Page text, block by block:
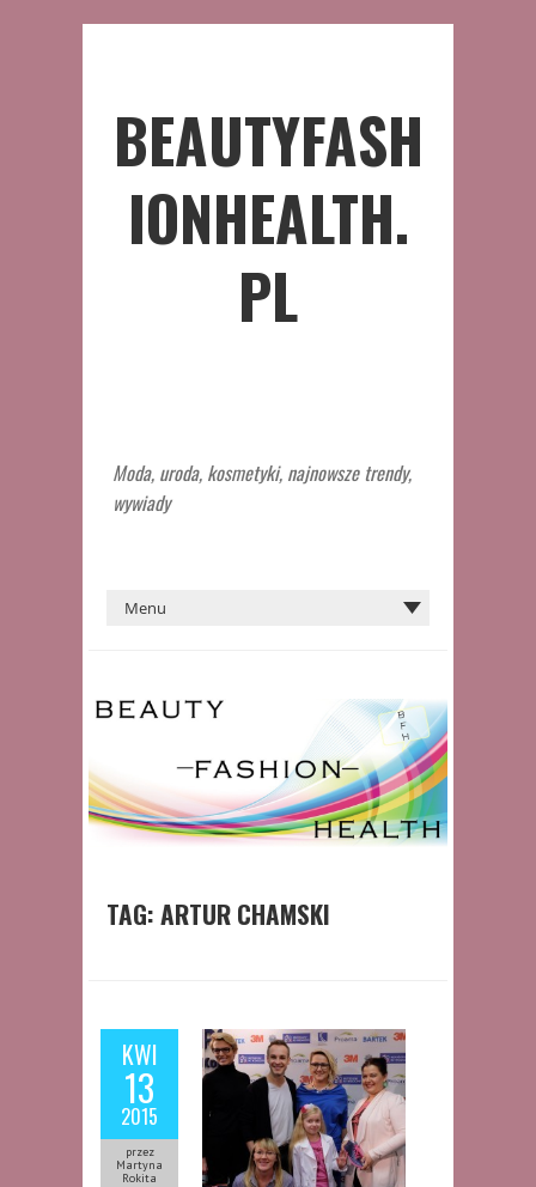
BEAUTYFASH
IONHEALTH.
PL
Moda, uroda, kosmetyki, najnowsze trendy,
wywiady
TAG:ARTUR CHAMSKI
KWI
13
2015
przez
Martyna
Rokita